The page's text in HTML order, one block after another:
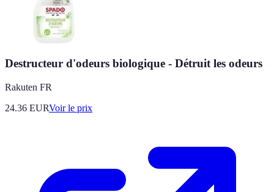
Destructeur d'odeurs biologique - Détruit les odeurs
Rakuten FR
24.36 EURVoir le prix